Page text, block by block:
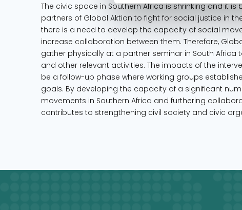
The civic space in Southern Africa is shrinking and it
partners of Global Aktion to fight for social justice in
there is a need to develop the capacity of social
increase collaboration between them. Therefore,
gather physically at a partner seminar in South
and other relevant activities. The impacts of the
be a follow-up phase where working groups
goals. By developing the capacity of a significant
movements in Southern Africa and furthering
contributes to strengthening civil society and civic